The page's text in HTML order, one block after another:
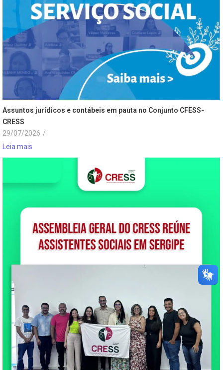
Assuntos jurídicos e contábeis em pauta no Conjunto CFESS-
CRESS
29/07/2026 /
Leia mais